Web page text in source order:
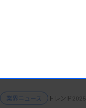
業界ニュース トレンド